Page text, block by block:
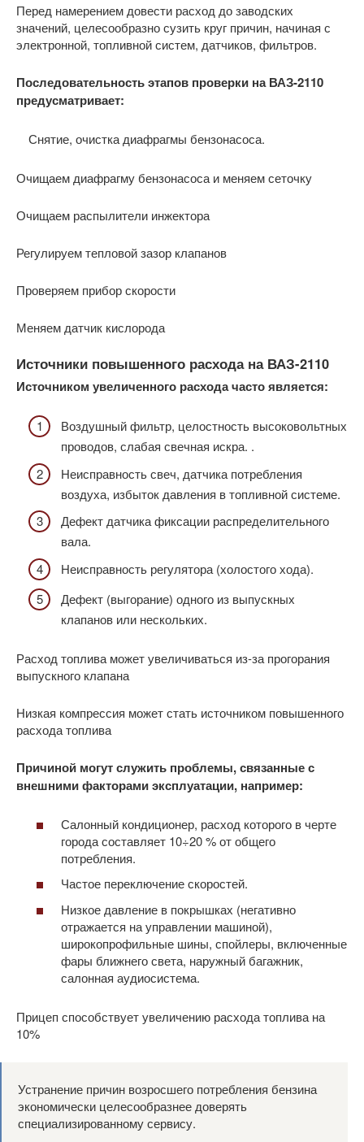
Перед намерением довести расход до заводских
значений, целесообразно сузить круг причин, начиная с
электронной, топливной систем, датчиков, фильтров.
Последовательность этапов проверки на ВАЗ-2110
предусматривает:
Снятие, очистка диафрагмы бензонасоса.
Очищаем диафрагму бензонасоса и меняем сеточку
Очищаем распылители инжектора
Регулируем тепловой зазор клапанов
Проверяем прибор скорости
Меняем датчик кислорода
Источники повышенного расхода на ВАЗ-2110
Источником увеличенного расхода часто является:
Воздушный фильтр, целостность высоковольтных
проводов, слабая свечная искра. .
Неисправность свеч, датчика потребления
воздуха, избыток давления в топливной системе.
Дефект датчика фиксации распределительного
вала.
Неисправность регулятора (холостого хода).
Дефект (выгорание) одного из выпускных
клапанов или нескольких.
Расход топлива может увеличиваться из-за прогорания
выпускного клапана
Низкая компрессия может стать источником повышенного
расхода топлива
Причиной могут служить проблемы, связанные с
внешними факторами эксплуатации, например:
Салонный кондиционер, расход которого в черте
города составляет 10÷20 % от общего
потребления.
Частое переключение скоростей.
Низкое давление в покрышках (негативно
отражается на управлении машиной),
широкопрофильные шины, спойлеры, включенные
фары ближнего света, наружный багажник,
салонная аудиосистема.
Прицеп способствует увеличению расхода топлива на
10%
Устранение причин возросшего потребления бензина
экономически целесообразнее доверять
специализированному сервису.